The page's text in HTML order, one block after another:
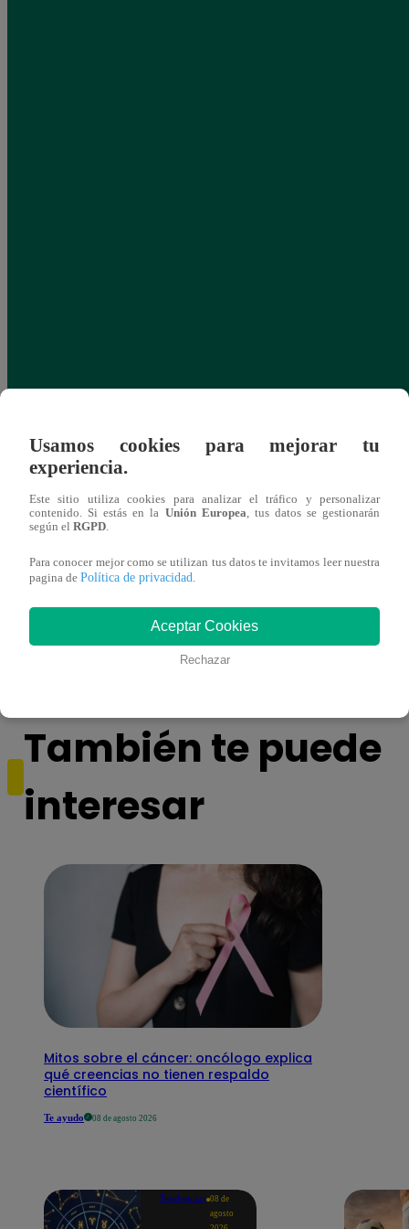
más unidas que nunca?
También te puede
interesar
Mitos sobre el cáncer: oncólogo explica
qué creencias no tienen respaldo
científico
Te ayudo 08 de agosto 2026
Tendencias 08 de
agosto
Usamos cookies para mejorar tu
experiencia.
Este sitio utiliza cookies para analizar el tráfico y personalizar
contenido. Si estás en la Unión Europea , tus datos se gestionarán
según el RGPD
Para conocer mejor como se utilizan tus datos te invitamos leer nuestra
pagina de Política de privacidad
Aceptar Cookies
Rechazar